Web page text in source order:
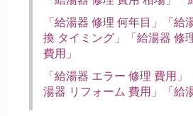
「給湯器 修理 何年目」「
換 タイミング」「給湯器 修
費用」
「給湯器 エラー 修理 費用
湯器 リフォーム 費用」「給